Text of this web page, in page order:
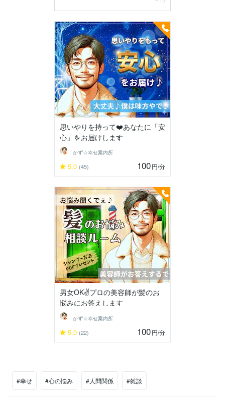
思いやりを持って❤️あなたに「安
心」をお届けします
かず☆幸せ案内所
5.0 (45) 100円/分
男女OK✌️プロの美容師が髪のお
悩みにお答えします
かず☆幸せ案内所
5.0 (22) 100円/分
#幸せ #心の悩み #人間関係 #雑談